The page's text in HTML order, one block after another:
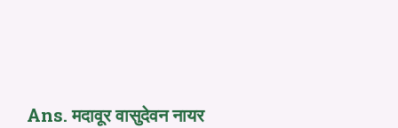
Ans. मदावूर वासुदेवन नायर